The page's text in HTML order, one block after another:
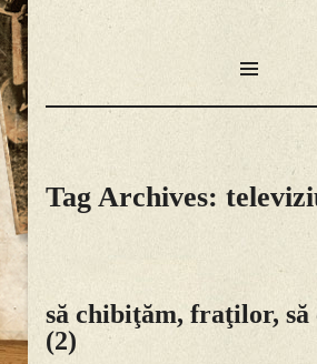
SKIP
Tag Archives:
să chibiţăm, fraţilor,
(2)